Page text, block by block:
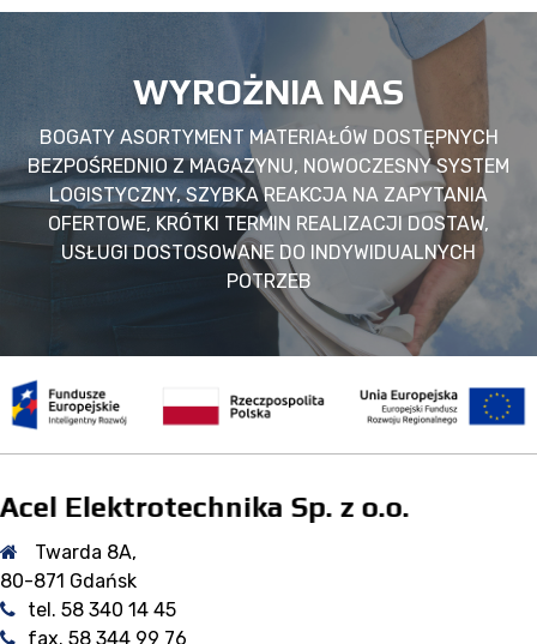
WYROŻNIA NAS
BOGATY ASORTYMENT MATERIAŁÓW DOSTĘPNYCH
BEZPOŚREDNIO Z MAGAZYNU, NOWOCZESNY SYSTEM
LOGISTYCZNY, SZYBKA REAKCJA NA ZAPYTANIA
OFERTOWE, KRÓTKI TERMIN REALIZACJI DOSTAW,
USŁUGI DOSTOSOWANE DO INDYWIDUALNYCH
POTRZEB
Acel Elektrotechnika Sp. z o.o.
Twarda 8A,
80-871 Gdańsk
tel. 58 340 14 45
fax. 58 344 99 76